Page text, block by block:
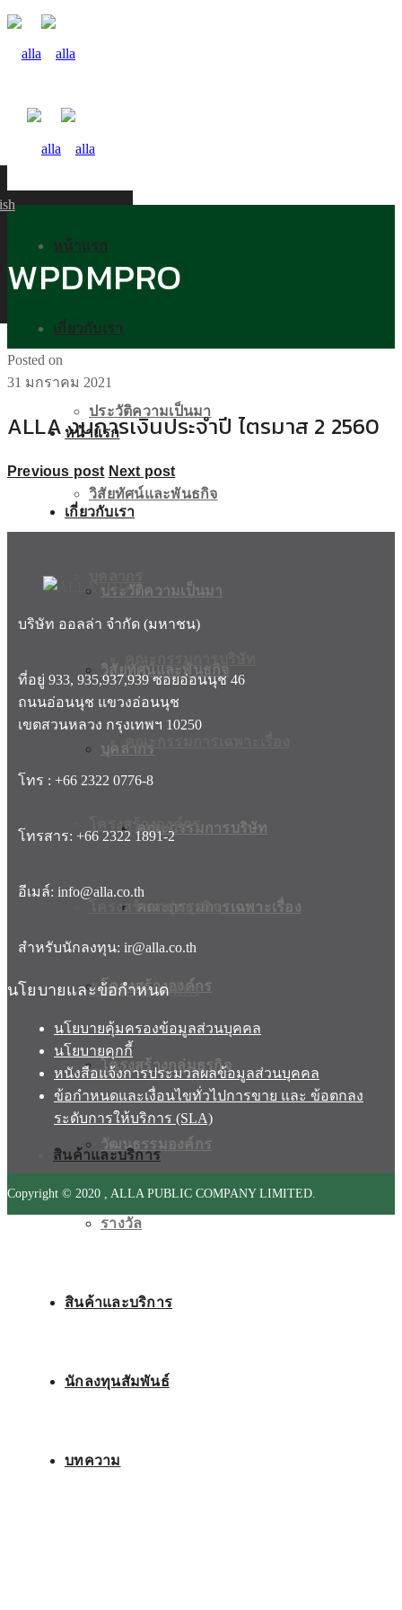
หน้าแรก
เกี่ยวกับเรา
ประวัติความเป็นมา
วิสัยทัศน์และพันธกิจ
บุคลากร
คณะกรรมการบริษัท
คณะกรรมการเฉพาะเรื่อง
โครงสร้างองค์กร
โครงสร้างกลุ่มธุรกิจ
วัฒนธรรมองค์กร
รางวัล
สินค้าและบริการ
นักลงทุนสัมพันธ์
บทความ
หน้าแรก
เกี่ยวกับเรา
ประวัติความเป็นมา
วิสัยทัศน์และพันธกิจ
โครงสร้างองค์กร
โครงสร้างกลุ่มธุรกิจ
วัฒนธรรมองค์กร
รางวัล
สินค้าและบริการ
WPDMPRO
Posted on
31 มกราคม 2021
ALLA งบการเงินประจำปี ไตรมาส 2 2560
Previous post Next post
บริษัท ออลล่า จำกัด (มหาชน)
ที่อยู่ 933, 935,937,939 ซอยอ่อนนุช 46
ถนนอ่อนนุช แขวงอ่อนนุช
เขตสวนหลวง กรุงเทพฯ 10250
โทร : +66 2322 0776-8
โทรสาร: +66 2322 1891-2
อีเมล์: info@alla.co.th
สำหรับนักลงทุน: ir@alla.co.th
นโยบายและข้อกำหนด
นโยบายคุ้มครองข้อมูลส่วนบุคคล
นโยบายคุกกี้
หนังสือแจ้งการประมวลผลข้อมูลส่วนบุคคล
ข้อกำหนดและเงื่อนไขทั่วไปการขาย และ ข้อตกลง
ระดับการให้บริการ (SLA)
Copyright © 2020 , ALLA PUBLIC COMPANY LIMITED.